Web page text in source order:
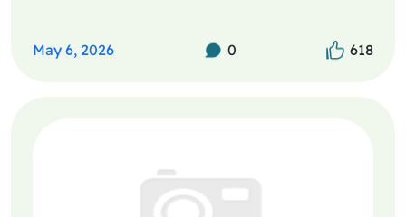
618
0
May 6, 2026